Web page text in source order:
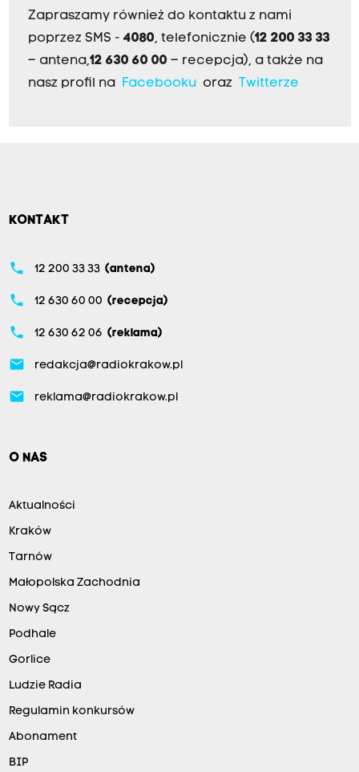
Zapraszamy również do kontaktu z nami
poprzez SMS - 4080, telefonicznie (12 200 33 33
– antena,12 630 60 00 – recepcja), a także na
nasz profil na
Facebookuoraz Twitterze
KONTAKT
phone 12 200 33 33 (antena)
phone 12 630 60 00 (recepcja)
phone 12 630 62 06 (reklama)
email redakcja@radiokrakow.pl
email reklama@radiokrakow.pl
O NAS
Aktualności
Kraków
Tarnów
Małopolska Zachodnia
Nowy Sącz
Podhale
Gorlice
Ludzie Radia
Regulamin konkursów
Abonament
BIP